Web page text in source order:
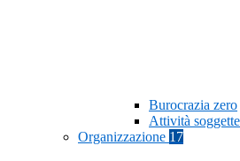
Burocrazia zero
Attività
Organizzazione 17